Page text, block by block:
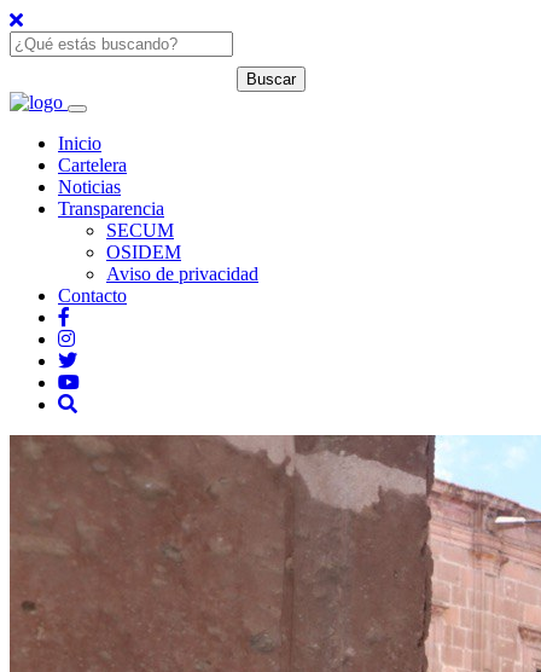
Inicio
Cartelera
Noticias
Transparencia
SECUM
OSIDEM
Aviso de privacidad
Contacto